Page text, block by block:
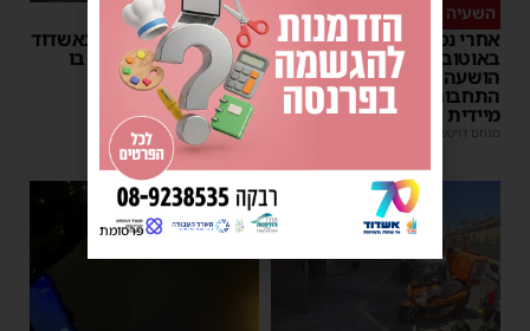
השעיה מיידית
אחרי נסיעת האימים
באוטובוס מאשדוד: הנהג
הושעה מתפקידו – משרד
התחבורה הורה על בדיקה
מיידית
מנחם דויטש
ליבו שב לפעום
אדם התמוטט בביתו באשדוד
– כוחות ההצלה ביצעו בו
פעולות החייאה
מנחם דויטש |
17:35
1
פרסומת